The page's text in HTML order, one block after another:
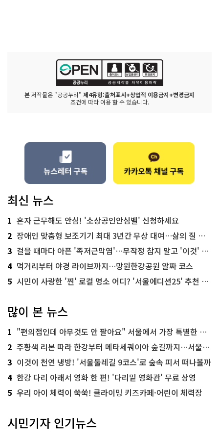
본 저작물은 "공공누리" 제4유형:출처표시+상업적 이용금지+변경금지
조건에 따라 이용 할 수 있습니다.
최신 뉴스
1 혼자 근무해도 안심! '소상공인안심벨' 신청하세요
2 장애인 맞춤형 보조기기 최대 3년간 무상 대여…삶의 질 높인다
3 걸을 때마다 아픈 '족저근막염'…무작정 참지 말고 '이것' 해보세요!
4 먹거리부터 야경 라이브까지…망원한강공원 알짜 코스
5 시민이 사랑한 '찐' 로컬 명소 어디? '서울에디션25' 추천 코스
많이 본 뉴스
1 "편의점인데 아무것도 안 팔아요" 서울에서 가장 특별한 편의점의 정체
2 주황색 리본 따라 한강부터 메타세쿼이아 숲길까지…서울둘레길 15코스
3 이것이 천연 냉방! '서울둘레길 9코스'로 숲속 피서 떠나볼까
4 한강 다리 아래서 영화 한 편! '다리밑 영화관' 무료 상영
5 우리 아이 체력이 쑥쑥! 클라이밍 키즈카페·어린이 체력장
시민기자 인기뉴스